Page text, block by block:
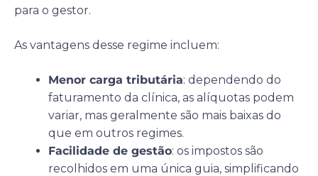
para o gestor.
As vantagens desse regime incluem:
Menor carga tributária: dependendo do
faturamento da clínica, as alíquotas podem
variar, mas geralmente são mais baixas do
que em outros regimes.
Facilidade de gestão: os impostos são
recolhidos em uma única guia, simplificando